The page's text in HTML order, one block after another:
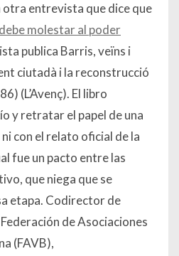
entrevista que dice que
molestar al poder
publica Barris, veïns i
ciutadà i la reconstrucció
(L’Avenç). El libro
y retratar el papel de una
con el relato oficial de la
fue un pacto entre las
que niega que se
etapa. Codirector de
de Asociaciones
(FAVB),